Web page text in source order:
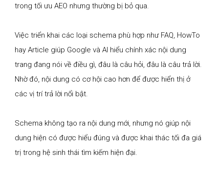
trong tối ưu AEO nhưng thường bị bỏ qua.
Việc triển khai các loại schema phù hợp như FAQ, HowTo
hay Article giúp Google và AI hiểu chính xác nội dung
trang đang nói về điều gì, đâu là câu hỏi, đâu là câu trả lời.
Nhờ đó, nội dung có cơ hội cao hơn để được hiển thị ở
các vị trí trả lời nổi bật.
Schema không tạo ra nội dung mới, nhưng nó giúp nội
dung hiện có được hiểu đúng và được khai thác tối đa giá
trị trong hệ sinh thái tìm kiếm hiện đại.